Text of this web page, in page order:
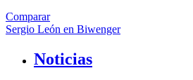
Comparar
Sergio León en Biwenger
Noticias